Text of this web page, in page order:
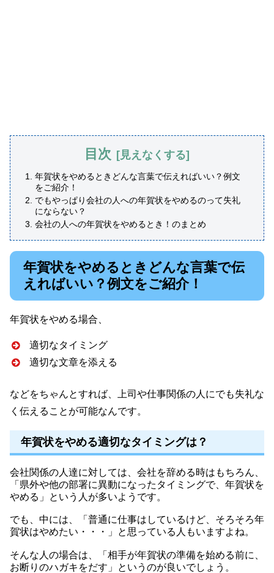
目次
年賀状をやめるときどんな言葉で伝えればいい？例文
をご紹介！
でもやっぱり会社の人への年賀状をやめるのって失礼
にならない？
会社の人への年賀状をやめるとき！のまとめ
年賀状をやめるときどんな言葉で伝
えればいい？例文をご紹介！
年賀状をやめる場合、
適切なタイミング
適切な文章を添える
などをちゃんとすれば、上司や仕事関係の人にでも失礼な
く伝えることが可能なんです。
年賀状をやめる適切なタイミングは？
会社関係の人達に対しては、会社を辞める時はもちろん、
「県外や他の部署に異動になったタイミングで、年賀状を
やめる」という人が多いようです。
でも、中には、「普通に仕事はしているけど、そろそろ年
賀状はやめたい・・・」と思っている人もいますよね。
そんな人の場合は、「相手が年賀状の準備を始める前に、
お断りのハガキをだす」というのが良いでしょう。